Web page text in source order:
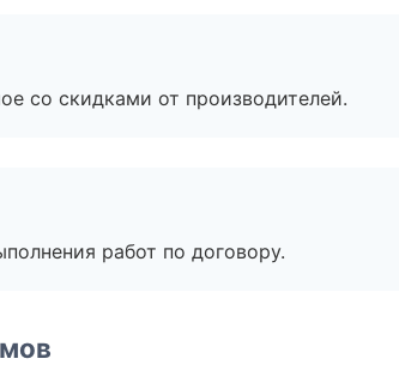
со скидками от производителей.
работ по договору.